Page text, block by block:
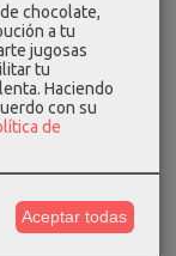
chocolate,
a tu
jugosas
tu
Haciendo
con su
de
Aceptar todas